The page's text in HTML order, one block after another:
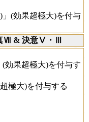
」(効果超極大)を付与
Ⅶ & 決意Ⅴ・Ⅲ
効果超極大)を付与す
極大)を付与する